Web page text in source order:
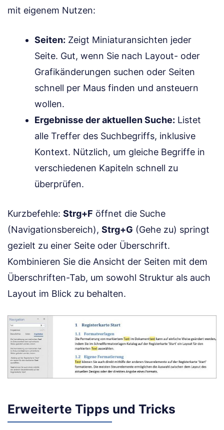
mit eigenem Nutzen:
Seiten: Zeigt Miniaturansichten jeder
Seite. Gut, wenn Sie nach Layout- oder
Grafikänderungen suchen oder Seiten
schnell per Maus finden und ansteuern
wollen.
Ergebnisse der aktuellen Suche: Listet
alle Treffer des Suchbegriffs, inklusive
Kontext. Nützlich, um gleiche Begriffe in
verschiedenen Kapiteln schnell zu
überprüfen.
Kurzbefehle: Strg+F öffnet die Suche
(Navigationsbereich), Strg+G (Gehe zu) springt
gezielt zu einer Seite oder Überschrift.
Kombinieren Sie die Ansicht der Seiten mit dem
Überschriften-Tab, um sowohl Struktur als auch
Layout im Blick zu behalten.
Erweiterte Tipps und Tricks